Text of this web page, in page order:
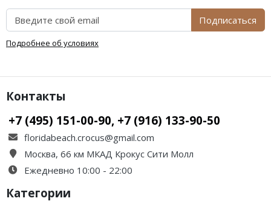
Подписаться
Подробнее об условиях
Контакты
+7 (495) 151-00-90, +7 (916) 133-90-50
floridabeach.crocus@gmail.com
Москва, 66 км МКАД Крокус Сити Молл
Ежедневно 10:00 - 22:00
Категории